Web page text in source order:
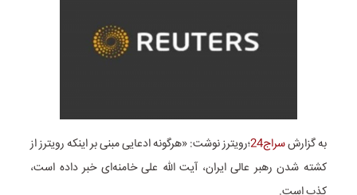
به گزارشسراج24
؛رویترز نوشت: «هرگونه ادعایی مبنی بر اینکه رویترز از
کشته شدن رهبر عالی ایران، آیت الله علی خامنه‌ای خبر داده است،